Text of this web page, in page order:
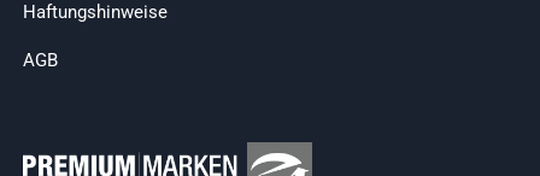
Haftungshinweise
AGB